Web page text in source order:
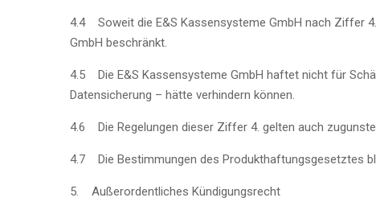
4.4 Soweit die E&S Kassensysteme GmbH nach Ziffer
GmbH beschränkt.
4.5 Die E&S Kassensysteme GmbH haftet nicht für
Datensicherung – hätte verhindern können.
4.6 Die Regelungen dieser Ziffer 4. gelten auch
4.7 Die Bestimmungen des Produkthaftungsgesetztes
5. Außerordentliches Kündigungsrecht